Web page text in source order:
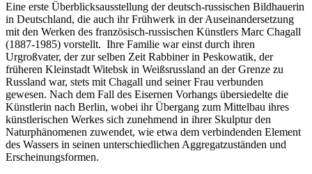
Eine erste Überblicksausstellung der deutsch-russischen Bildhauerin
in Deutschland, die auch ihr Frühwerk in der Auseinandersetzung
mit den Werken des französisch-russischen Künstlers Marc Chagall
(1887-1985) vorstellt. Ihre Familie war einst durch ihren
Urgroßvater, der zur selben Zeit Rabbiner in Peskowatik, der
früheren Kleinstadt Witebsk in Weißsrussland an der Grenze zu
Russland war, stets mit Chagall und seiner Frau verbunden
gewesen. Nach dem Fall des Eisernen Vorhangs übersiedelte die
Künstlerin nach Berlin, wobei ihr Übergang zum Mittelbau ihres
künstlerischen Werkes sich zunehmend in ihrer Skulptur den
Naturphänomenen zuwendet, wie etwa dem verbindenden Element
des Wassers in seinen unterschiedlichen Aggregatzuständen und
Erscheinungsformen.